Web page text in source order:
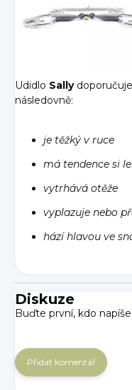
Udidlo Sally
následovně:
je těžký v ruce
má tendence si
vytrhává otěže
vyplazuje nebo
hází hlavou ve
Diskuze
Buďte první, kdo
Přidat komentář